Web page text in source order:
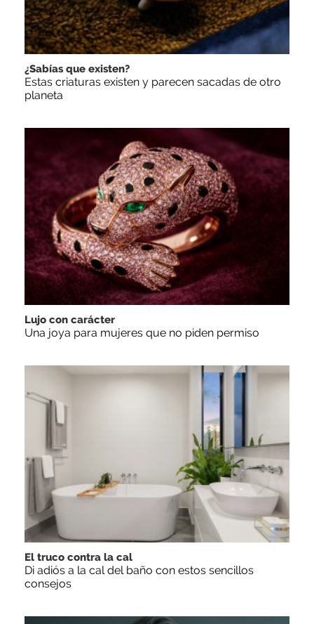
¿Sabías que existen?
Estas criaturas existen y parecen sacadas de otro
planeta
Lujo con carácter
Una joya para mujeres que no piden permiso
El truco contra la cal
Di adiós a la cal del baño con estos sencillos
consejos